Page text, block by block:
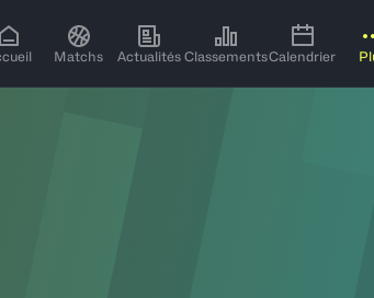
Matchs Actualités ClassementsCalendrier